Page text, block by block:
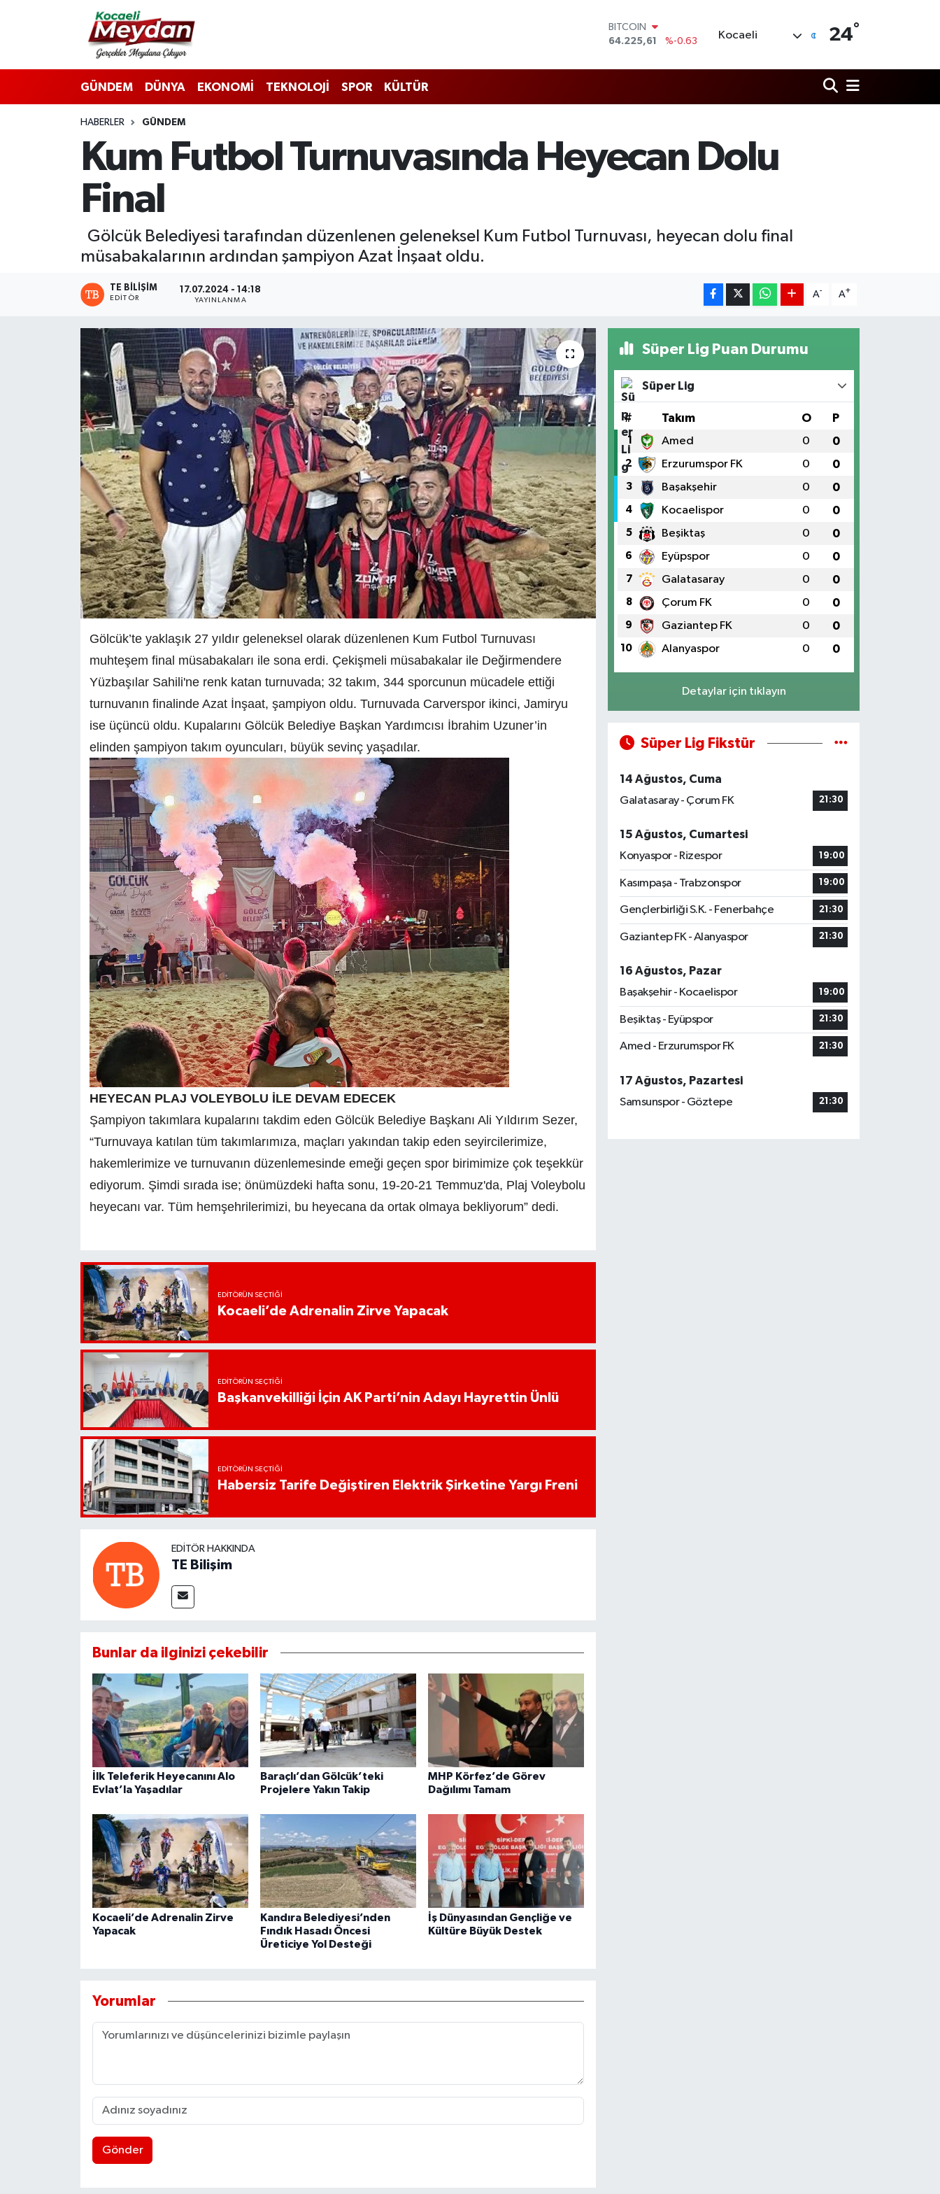
DOLAR
47,6704
%0
55,0406
%-0.08
13.799
%70
Kocaeli 24°
GÜNDEM DÜNYA EKONOMİ TEKNOLOJİ SPOR KÜLTÜR
HABERLER GÜNDEM
Kum Futbol Turnuvasında Heyecan Dolu
Final
Gölcük Belediyesi tarafından düzenlenen geleneksel Kum Futbol Turnuvası, heyecan dolu final
müsabakalarının ardından şampiyon Azat İnşaat oldu.
TE BILIŞIM
EDITÖR
17.07.2024 - 14:18
YAYINLANMA
A- A+
Gölcük’te yaklaşık 27 yıldır geleneksel olarak düzenlenen Kum Futbol Turnuvası
muhteşem final müsabakaları ile sona erdi. Çekişmeli müsabakalar ile Değirmendere
Yüzbaşılar Sahili'ne renk katan turnuvada; 32 takım, 344 sporcunun mücadele ettiği
turnuvanın finalinde Azat İnşaat, şampiyon oldu. Turnuvada Carverspor ikinci, Jamiryu
ise üçüncü oldu. Kupalarını Gölcük Belediye Başkan Yardımcısı İbrahim Uzuner’in
elinden şampiyon takım oyuncuları, büyük sevinç yaşadılar.
HEYECAN PLAJ VOLEYBOLU İLE DEVAM EDECEK
Şampiyon takımlara kupalarını takdim eden Gölcük Belediye Başkanı Ali Yıldırım Sezer,
“Turnuvaya katılan tüm takımlarımıza, maçları yakından takip eden seyircilerimize,
hakemlerimize ve turnuvanın düzenlemesinde emeği geçen spor birimimize çok teşekkür
ediyorum. Şimdi sırada ise; önümüzdeki hafta sonu, 19-20-21 Temmuz'da, Plaj Voleybolu
heyecanı var. Tüm hemşehrilerimizi, bu heyecana da ortak olmaya bekliyorum” dedi.
EDITÖRÜN SEÇTIĞI
Kocaeli’de Adrenalin Zirve Yapacak
EDITÖRÜN SEÇTIĞI
Başkanvekilliği İçin AK Parti’nin Adayı Hayrettin Ünlü
EDITÖRÜN SEÇTIĞI
Habersiz Tarife Değiştiren Elektrik Şirketine Yargı Freni
EDITÖR HAKKINDA
TE Bilişim
Bunlar da ilginizi çekebilir
İlk Teleferik Heyecanını Alo
Evlat’la Yaşadılar
Baraçlı’dan Gölcük’teki
Projelere Yakın Takip
MHP Körfez’de Görev
Dağılımı Tamam
Kocaeli’de Adrenalin Zirve
Yapacak
Kandıra Belediyesi’nden
Fındık Hasadı Öncesi
Üreticiye Yol Desteği
İş Dünyasından Gençliğe ve
Kültüre Büyük Destek
Yorumlar
Gönder
Süper Lig Puan Durumu
Süper Lig
# Takım O P
1 Amed 0 0
2 Erzurumspor FK 0 0
3 Başakşehir 0 0
4 Kocaelispor 0 0
5 Beşiktaş 0 0
6 Eyüpspor 0 0
7 Galatasaray 0 0
8 Çorum FK 0 0
9 Gaziantep FK 0 0
10 Alanyaspor 0 0
Detaylar için tıklayın
Süper Lig Fikstür
14 Ağustos, Cuma
Galatasaray - Çorum FK
21:30
15 Ağustos, Cumartesi
Konyaspor - Rizespor
19:00
Kasımpaşa - Trabzonspor 19:00
Gençlerbirliği S.K. - Fenerbahçe 21:30
Gaziantep FK - Alanyaspor 21:30
16 Ağustos, Pazar
Başakşehir - Kocaelispor
19:00
Beşiktaş - Eyüpspor 21:30
Amed - Erzurumspor FK 21:30
17 Ağustos, Pazartesi
Samsunspor - Göztepe
21:30
Nöbetçi Eczaneler
Hava Durumu
Trafik Durumu
Süper Lig Puan Durumu ve Fikstür
Tüm Manşetler
Son Dakika Haberleri